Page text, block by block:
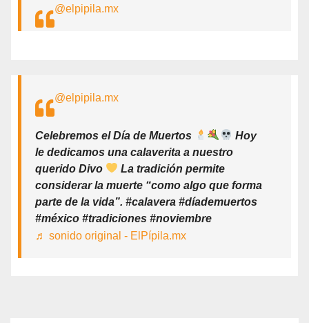
@elpipila.mx
@elpipila.mx
Celebremos el Día de Muertos
Hoy
le dedicamos una calaverita a nuestro
querido Divo
La tradición permite
considerar la muerte “como algo que forma
parte de la vida”. #calavera #díademuertos
#méxico #tradiciones #noviembre
♬ sonido original - ElPípila.mx